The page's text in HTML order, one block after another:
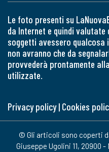
Le foto presenti su
da Internet e quindi valutate
soggetti avessero
non avranno che da
provvederà prontamente
utilizzate.
Privacy policy| Cookies
© Gli articoli sono coperti
Giuseppe Ugolini 11, 20900